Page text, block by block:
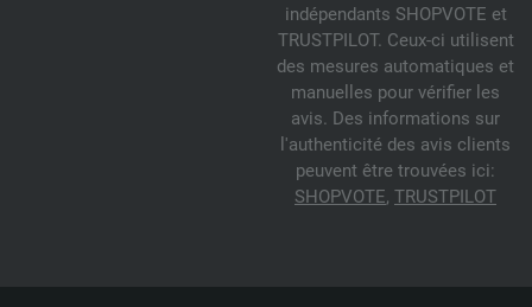
indépendants SHOPVOTE et
TRUSTPILOT. Ceux-ci utilisent
des mesures automatiques et
manuelles pour vérifier les
avis. Des informations sur
l'authenticité des avis clients
peuvent être trouvées ici:
SHOPVOTE, TRUSTPILOT